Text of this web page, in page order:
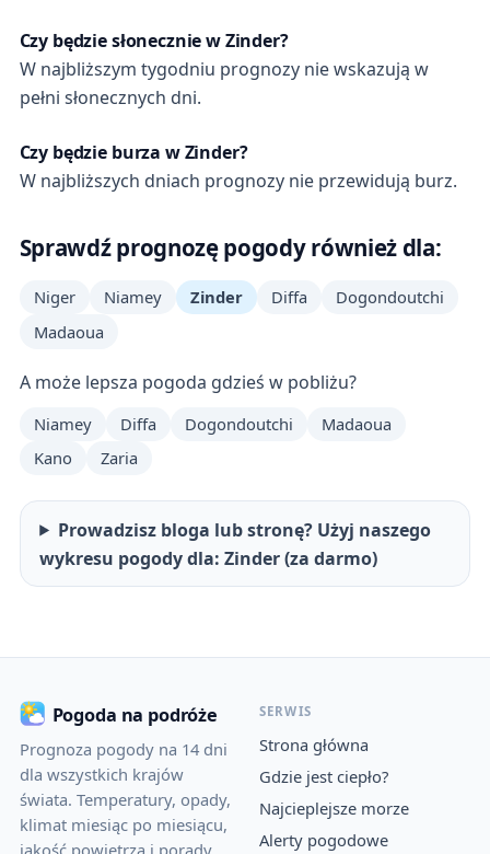
Czy będzie słonecznie w Zinder?
W najbliższym tygodniu prognozy nie wskazują w
pełni słonecznych dni.
Czy będzie burza w Zinder?
W najbliższych dniach prognozy nie przewidują burz.
Sprawdź prognozę pogody również dla:
Niger Niamey Zinder Diffa
Dogondoutchi
Madaoua
A może lepsza pogoda gdzieś w pobliżu?
Niamey Diffa Dogondoutchi
Madaoua
Kano
Zaria
Prowadzisz bloga lub stronę? Użyj naszego
wykresu pogody dla: Zinder (za darmo)
Pogoda na podróże
Prognoza pogody na 14 dni
dla wszystkich krajów
świata. Temperatury, opady,
klimat miesiąc po miesiącu,
SERWIS
Strona główna
Gdzie jest ciepło?
Najcieplejsze morze
Alerty pogodowe